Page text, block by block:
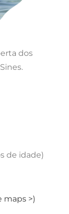
dos
de idade)
maps >)